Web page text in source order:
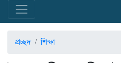
প্রচ্ছদ শিক্ষা